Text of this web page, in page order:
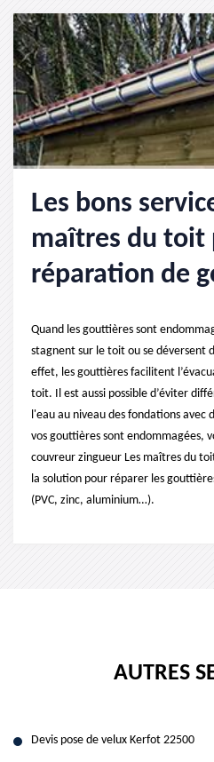
Les bons
maîtres du toit
réparation de
Quand les gouttières sont
stagnent sur le toit ou se déversent
effet, les gouttières facilitent
toit. Il est aussi possible d’éviter
l'eau au niveau des fondations avec
vos gouttières sont endommagées,
couvreur zingueur Les maîtres du
la solution pour réparer les
(PVC, zinc, aluminium…).
AUTRES
Devis pose de velux Kerfot 22500